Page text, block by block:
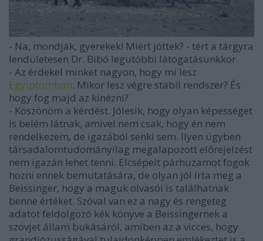
- Na, mondják, gyerekek! Miért jöttek? - tért a tárgyra
lendületesen Dr. Bibó legutóbbi látogatásunkkor.
- Az érdekel minket nagyon, hogy mi lesz
Egyiptomban. Mikor lesz végre stabil rendszer? És
hogy fog majd az kinézni?
- Köszönöm a kérdést. Jólesik, hogy olyan képességet
is belém látnak, amivel nem csak, hogy én nem
rendelkezem, de igazából senki sem. Ilyen ügyben
társadalomtudományilag megalapozott előrejelzést
nem igazán lehet tenni. Elcsépelt párhuzamot fogok
hozni ennek bemutatására, de olyan jól írta meg a
Beissinger, hogy a maguk olvasói is találhatnak
benne értéket. Szóval van ez a nagy és rengeteg
adatot feldolgozó kék könyve a Beissingernek a
szovjet állam bukásáról, amiben az a vicces, hogy